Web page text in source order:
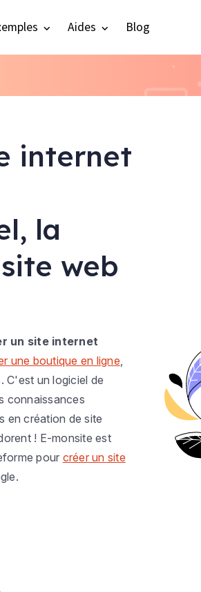
Aides Blog
internet
la
web
un site internet
une boutique en ligne,
C'est un logiciel de
connaissances
en création de site
! E-monsite est
pour créer un site